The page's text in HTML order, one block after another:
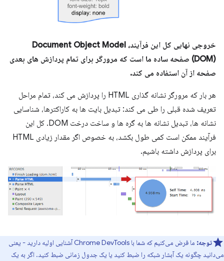
خروجی نهایی کل این فرآیند، Document Object Model
(DOM) صفحه ساده ما است که مرورگر برای تمام پردازش های بعدی
صفحه از آن استفاده می کند.
هر بار که مرورگر نشانه گذاری HTML را پردازش می کند، تمام مراحل
تعریف شده قبلی را طی می کند: تبدیل بایت ها به کاراکترها، شناسایی
نشانه ها، تبدیل نشانه ها به گره ها و ساخت درخت DOM. کل این
فرآیند ممکن است کمی طول بکشد، به خصوص اگر مقدار زیادی HTML
برای پردازش داشته باشیم.
توجه:
ما فرض می‌کنیم که شما با Chrome DevTools آشنایی اولیه دارید - یعنی
می‌دانید چگونه یک آبشار شبکه را ضبط کنید یا یک جدول زمانی ضبط کنید. اگر به یک